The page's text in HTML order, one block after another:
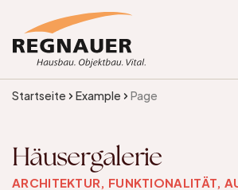
Startseite Example Page
Häusergalerie
ARCHITEKTUR, FUNKTIONALITÄT,